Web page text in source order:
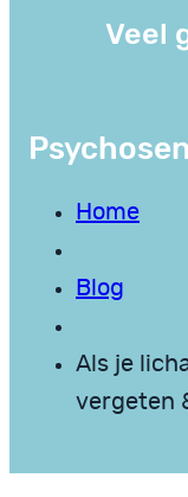
Veel
Home
Blog
Als je
vergeten